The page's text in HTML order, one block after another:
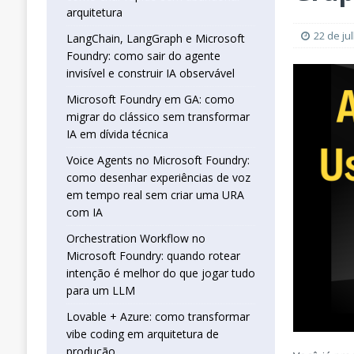
que jogar tudo para um LLM
[ 25 de abril de 2026 ]
Vibe Coding
22 de
arquitetura
LangChain, LangGraph e Microsoft
Foundry: como sair do agente
invisível e construir IA observável
Microsoft Foundry em GA: como
migrar do clássico sem transformar
IA em dívida técnica
Voice Agents no Microsoft Foundry:
como desenhar experiências de voz
em tempo real sem criar uma URA
com IA
Orchestration Workflow no
Microsoft Foundry: quando rotear
intenção é melhor do que jogar tudo
para um LLM
Lovable + Azure: como transformar
vibe coding em arquitetura de